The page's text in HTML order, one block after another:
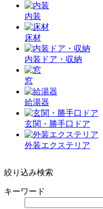
内装
床材
内装ドア・収納
窓
給湯器
玄関・勝手口ドア
外装エクステリア
絞り込み検索
キーワード